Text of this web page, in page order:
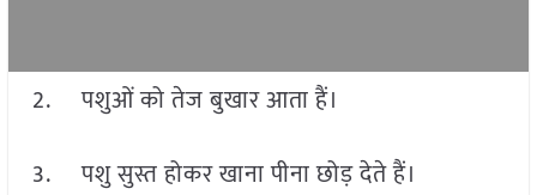
2. पशुओं को तेज बुखार आता हैं।
3. पशु सुस्त होकर खाना पीना छोड़ देते हैं।